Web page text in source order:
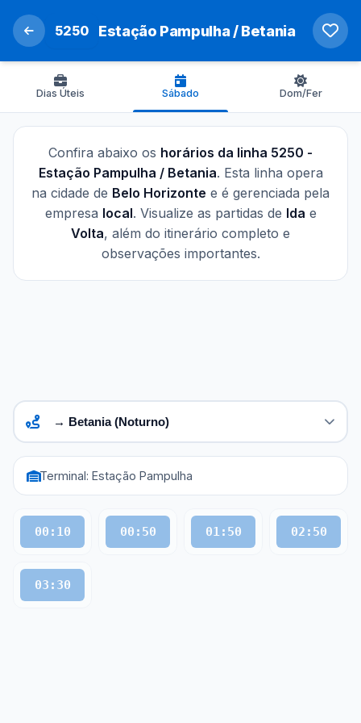
5250 Estação Pampulha / Betania
Dias Úteis Sábado Dom/Fer
Confira abaixo os horários da linha 5250 -
Estação Pampulha / Betania. Esta linha opera
na cidade de Belo Horizonte e é gerenciada pela
empresa local. Visualize as partidas de Ida e
Volta, além do itinerário completo e
observações importantes.
Terminal: Estação Pampulha
00:10 00:50 01:50 02:50
03:30